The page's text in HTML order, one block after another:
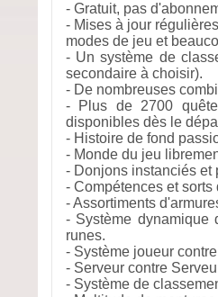
- Gratuit, pas
- Mises à jour
modes de jeu et
- Un système de
secondaire à choisir).
- De nombreuses
- Plus de 2700
disponibles dès le
- Histoire de fond
- Monde du jeu
- Donjons instanciés et
- Compétences et
- Assortiments
- Système dynamique
runes.
- Système joueur
- Serveur contre
- Système de